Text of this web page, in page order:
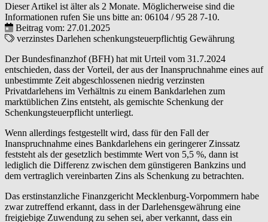
Dieser Artikel ist älter als 2 Monate. Möglicherweise sind die
Informationen rufen Sie uns bitte an: 06104 / 95 28 7-10.
Beitrag vom: 27.01.2025
verzinstes Darlehen schenkungsteuerpflichtig Gewährung
Der Bundesfinanzhof (BFH) hat mit Urteil vom 31.7.2024
entschieden, dass der Vorteil, der aus der Inanspruchnahme eines auf
unbestimmte Zeit abgeschlossenen niedrig verzinsten
Privatdarlehens im Verhältnis zu einem Bankdarlehen zum
marktüblichen Zins entsteht, als gemischte Schenkung der
Schenkungsteuerpflicht unterliegt.
Wenn allerdings festgestellt wird, dass für den Fall der
Inanspruchnahme eines Bankdarlehens ein geringerer Zinssatz
feststeht als der gesetzlich bestimmte Wert von 5,5 %, dann ist
lediglich die Differenz zwischen dem günstigeren Bankzins und
dem vertraglich vereinbarten Zins als Schenkung zu betrachten.
Das erstinstanzliche Finanzgericht Mecklenburg-Vorpommern habe
zwar zutreffend erkannt, dass in der Darlehensgewährung eine
freigiebige Zuwendung zu sehen sei, aber verkannt, dass ein